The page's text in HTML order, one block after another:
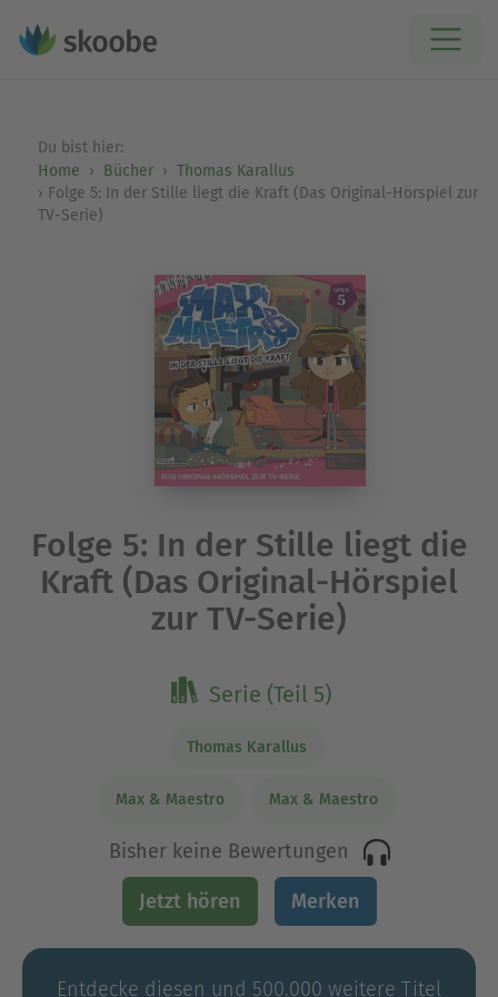
Du bist hier:
Home
Bücher
Thomas Karallus
Folge 5: In der Stille liegt die Kraft (Das Original-Hörspiel zur
TV-Serie)
Folge 5: In der Stille liegt die
Kraft (Das Original-Hörspiel
zur TV-Serie)
Serie (Teil 5)
Thomas Karallus
Max & Maestro Max & Maestro
Bisher keine Bewertungen
Jetzt hören Merken
Entdecke diesen und 500.000 weitere Titel